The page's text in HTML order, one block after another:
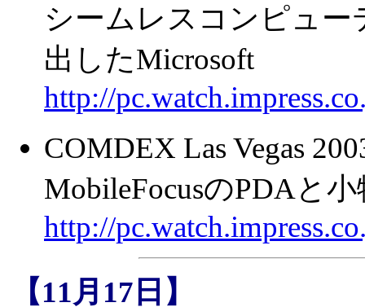
シームレスコンピュ
出したMicrosoft
http://
COMDEX Las Vegas
MobileFocusのPDAと
http://
【11月17日】